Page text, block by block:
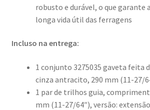
robusto e durável, o que garante
longa vida útil das ferragens
Incluso na entrega:
1 conjunto 3275035 gaveta feita
cinza antracito, 290 mm (11-27/
1 par de trilhos guia,
mm (11-27/64″), versão: